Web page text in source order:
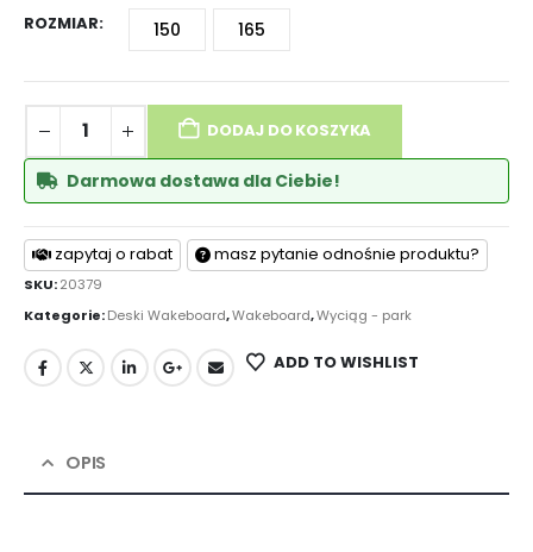
ROZMIAR 150 165
DODAJ DO KOSZYKA
Darmowa dostawa dla Ciebie!
zapytaj o rabat masz pytanie odnośnie produktu?
SKU:20379
Kategorie:Deski Wakeboard,Wakeboard,Wyciąg - park
ADD TO WISHLIST
OPIS